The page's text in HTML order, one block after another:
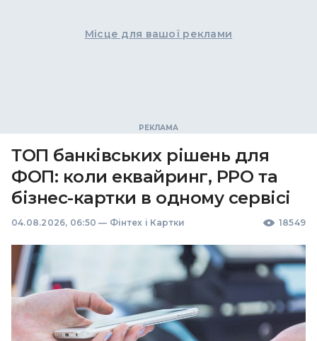
Місце для вашої реклами
ТОП банківських рішень для
ФОП: коли еквайринг, РРО та
бізнес-картки в одному сервісі
04.08.2026, 06:50 — Фінтех і Картки 18549